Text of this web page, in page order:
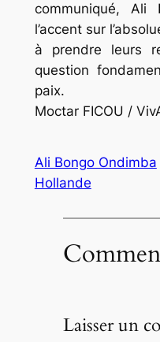
communiqué, Ali
l’accent sur
à prendre leurs
question
paix.
Moctar FICOU /
Ali Bongo Ondimba
Hollande
Laisser un